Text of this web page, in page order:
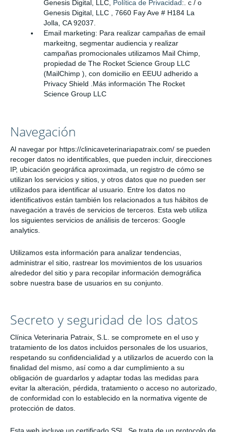
Genesis Digital, LLC, Política de Privacidad :. c / o
Genesis Digital, LLC , 7660 Fay Ave # H184 La
Jolla, CA 92037.
Email marketing: Para realizar campañas de email
markeitng, segmentar audiencia y realizar
campañas promocionales utilizamos Mail Chimp,
propiedad de The Rocket Science Group LLC
(MailChimp ), con domicilio en EEUU adherido a
Privacy Shield .Más información The Rocket
Science Group LLC
Navegación
Al navegar por https://clinicaveterinariapatraix.com/ se pueden
recoger datos no identificables, que pueden incluir, direcciones
IP, ubicación geográfica aproximada, un registro de cómo se
utilizan los servicios y sitios, y otros datos que no pueden ser
utilizados para identificar al usuario. Entre los datos no
identificativos están también los relacionados a tus hábitos de
navegación a través de servicios de terceros. Esta web utiliza
los siguientes servicios de análisis de terceros: Google
analytics.
Utilizamos esta información para analizar tendencias,
administrar el sitio, rastrear los movimientos de los usuarios
alrededor del sitio y para recopilar información demográfica
sobre nuestra base de usuarios en su conjunto.
Secreto y seguridad de los datos
Clínica Veterinaria Patraix, S.L. se compromete en el uso y
tratamiento de los datos incluidos personales de los usuarios,
respetando su confidencialidad y a utilizarlos de acuerdo con la
finalidad del mismo, así como a dar cumplimiento a su
obligación de guardarlos y adaptar todas las medidas para
evitar la alteración, pérdida, tratamiento o acceso no autorizado,
de conformidad con lo establecido en la normativa vigente de
protección de datos.